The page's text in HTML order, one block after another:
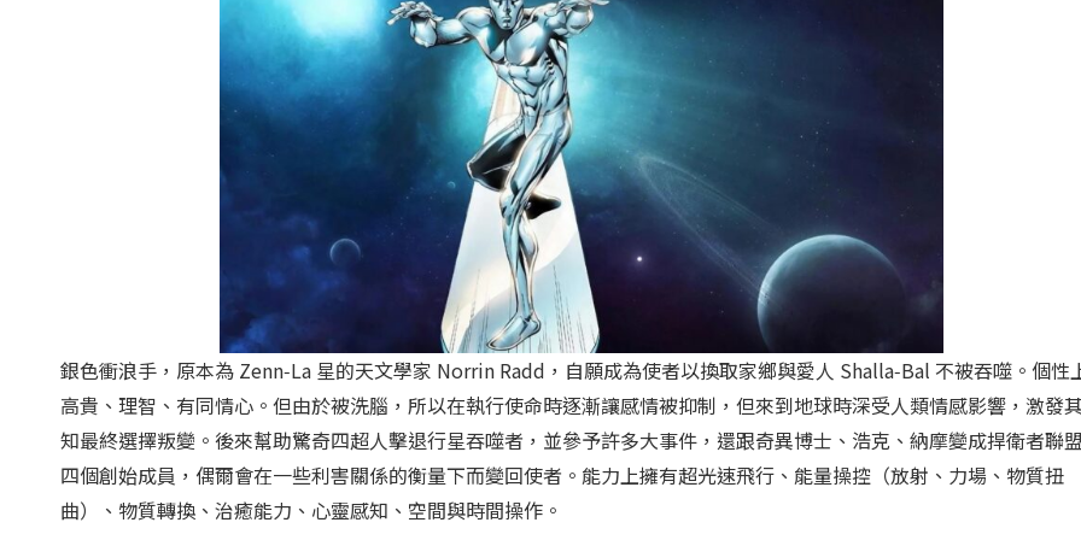
銀色衝浪手，原本為 Zenn‑La 星的天文學家 Norrin Radd，自願成為使者以換取家鄉與愛人 Shalla‑Bal 不被吞噬。個性
高貴、理智、有同情心。但由於被洗腦，所以在執行使命時逐漸讓感情被抑制，但來到地球時深受人類情感影響，激發
知最終選擇叛變。後來幫助驚奇四超人擊退行星吞噬者，並參予許多大事件，還跟奇異博士、浩克、納摩變成捍衛者聯
四個創始成員，偶爾會在一些利害關係的衡量下而變回使者。能力上擁有超光速飛行、能量操控（放射、力場、物質扭
曲）、物質轉換、治癒能力、心靈感知、空間與時間操作。